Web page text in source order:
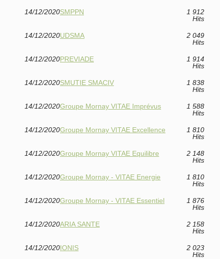
14/12/2020SMPPN
1 912
Hits
14/12/2020UDSMA
2 049
Hits
14/12/2020PREVIADE
1 914
Hits
14/12/2020SMUTIE SMACIV
1 838
Hits
14/12/2020Groupe Mornay VITAE Imprévus
1 588
Hits
14/12/2020Groupe Mornay VITAE Excellence
1 810
Hits
14/12/2020Groupe Mornay VITAE Equilibre
2 148
Hits
14/12/2020Groupe Mornay - VITAE Energie
1 810
Hits
14/12/2020Groupe Mornay - VITAE Essentiel
1 876
Hits
14/12/2020ARIA SANTE
2 158
Hits
14/12/2020IONIS
2 023
Hits